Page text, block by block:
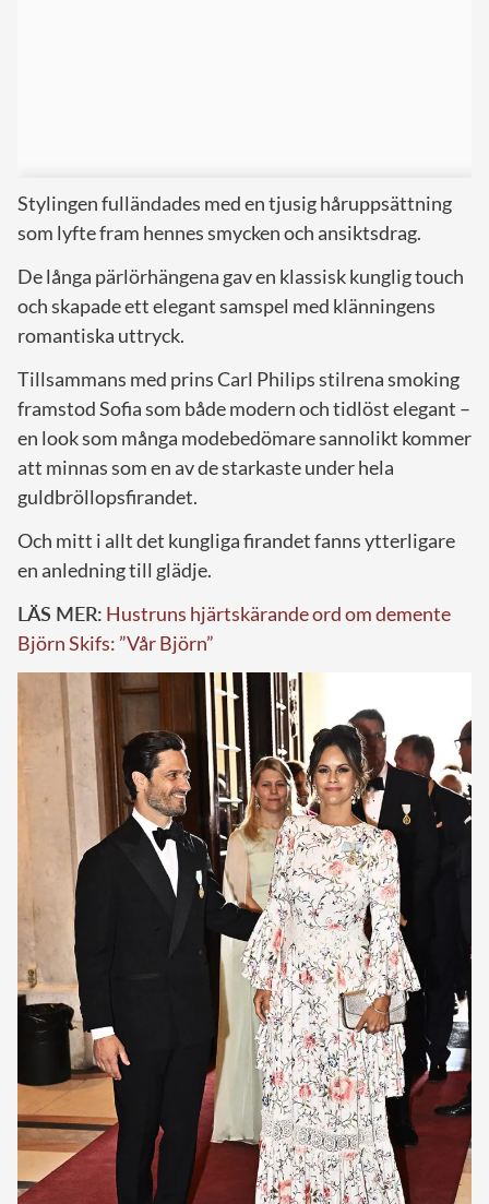
Stylingen fulländades med en tjusig håruppsättning
som lyfte fram hennes smycken och ansiktsdrag.
De långa pärlörhängena gav en klassisk kunglig touch
och skapade ett elegant samspel med klänningens
romantiska uttryck.
Tillsammans med prins Carl Philips stilrena smoking
framstod Sofia som både modern och tidlöst elegant –
en look som många modebedömare sannolikt kommer
att minnas som en av de starkaste under hela
guldbröllopsfirandet.
Och mitt i allt det kungliga firandet fanns ytterligare
en anledning till glädje.
LÄS MER: Hustruns hjärtskärande ord om demente
Björn Skifs: ”Vår Björn”